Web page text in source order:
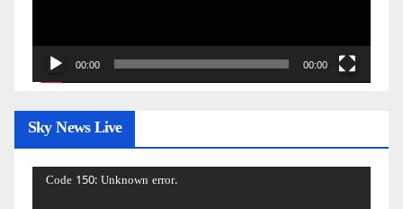
00:00 00:00
Sky News Live
Video
Code 150: Unknown error.